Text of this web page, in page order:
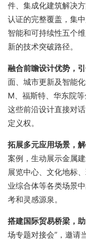
件、集成化建筑解决方
认证的完整覆盖，集
智能和可持续性五个
新的技术突破路径。
融合前瞻设计优势 ，
面、城市更新及智能
M、福斯特、华东院
这些前沿设计直接对
定义权。
拓展多元应用场景，
案例，生动展示金属
展览中心、文化地标
业综合体等各类场景
考和灵感源泉。
搭建国际贸易桥梁，
场专题对接会”，邀请